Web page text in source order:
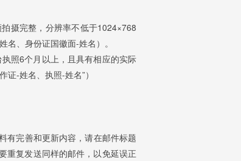
摄完整，分辨率不低于1024×768
、身份证国徽面-姓名）。
照6个月以上，且具有相应的实际
-姓名、执照-姓名”）
有完善和更新内容，请在邮件标题
重复发送同样的邮件，以免延误正